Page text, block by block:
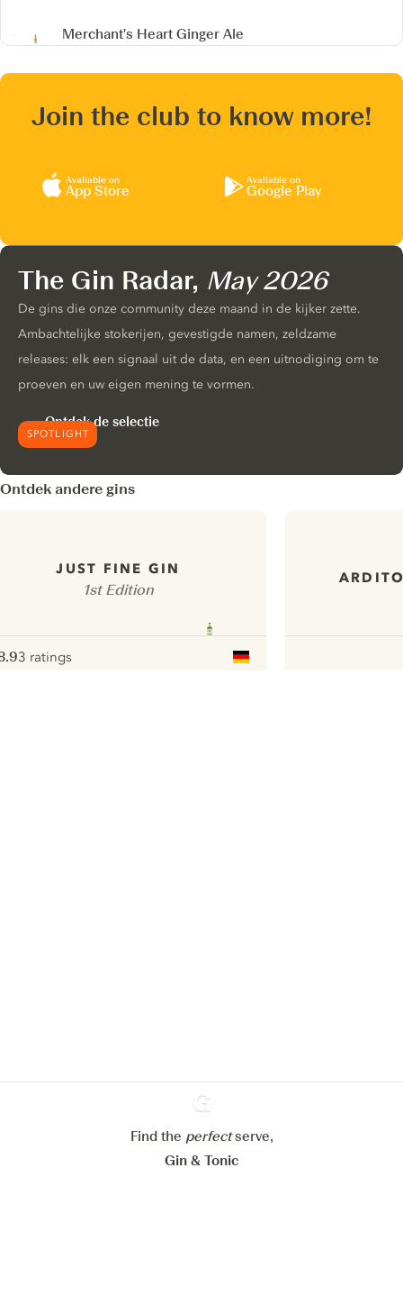
Merchant's Heart Ginger Ale
Join the club to know more!
Available on
App Store
Available on
Google Play
SPOTLIGHT
The Gin Radar, May 2026
De gins die onze community deze maand in de kijker zette.
Ambachtelijke stokerijen, gevestigde namen, zeldzame
releases: elk een signaal uit de data, en een uitnodiging om te
proeven en uw eigen mening te vormen.
Ontdek de selectie
Ontdek andere gins
JUST FINE GIN
1st Edition
3 ratings
Ginventory
Find the perfectserve,
Gin & Tonic